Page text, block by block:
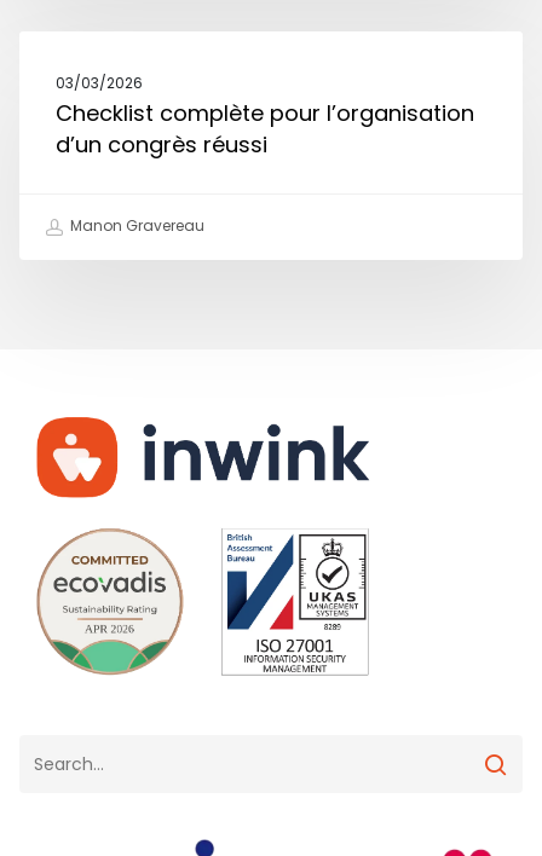
03/03/2026
Checklist complète pour l’organisation
d’un congrès réussi
Manon Gravereau